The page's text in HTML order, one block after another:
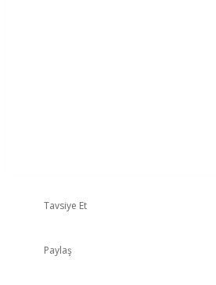
Tavsiye Et
Paylaş